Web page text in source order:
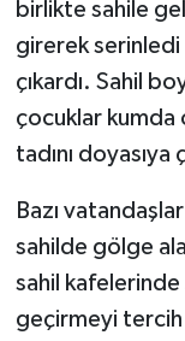
birlikte sahile
girerek serinledi
çıkardı. Sahil
çocuklar kumda
tadını doyasıya
Bazı
sahilde gölge
sahil
geçirmeyi tercih